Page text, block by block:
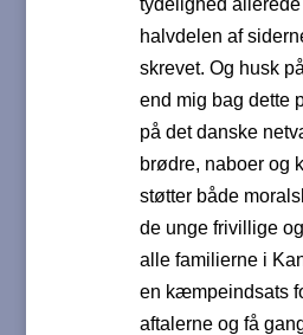
tydelighed
halvdelen af
skrevet. Og husk
end mig bag dette
på det danske
brødre, naboer og
støtter både
de unge frivillige
alle familierne i
en kæmpeindsats
aftalerne og få